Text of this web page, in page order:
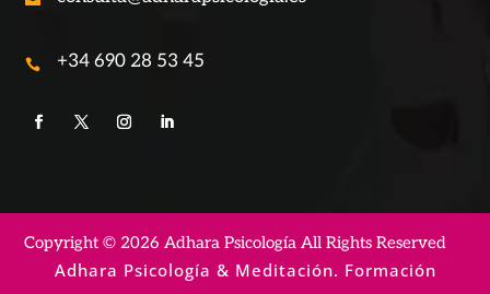
 +34 690 28 53 45
Copyright © 2026 Adhara Psicología All Rights Reserved
Adhara Psicología & Meditación. Formación